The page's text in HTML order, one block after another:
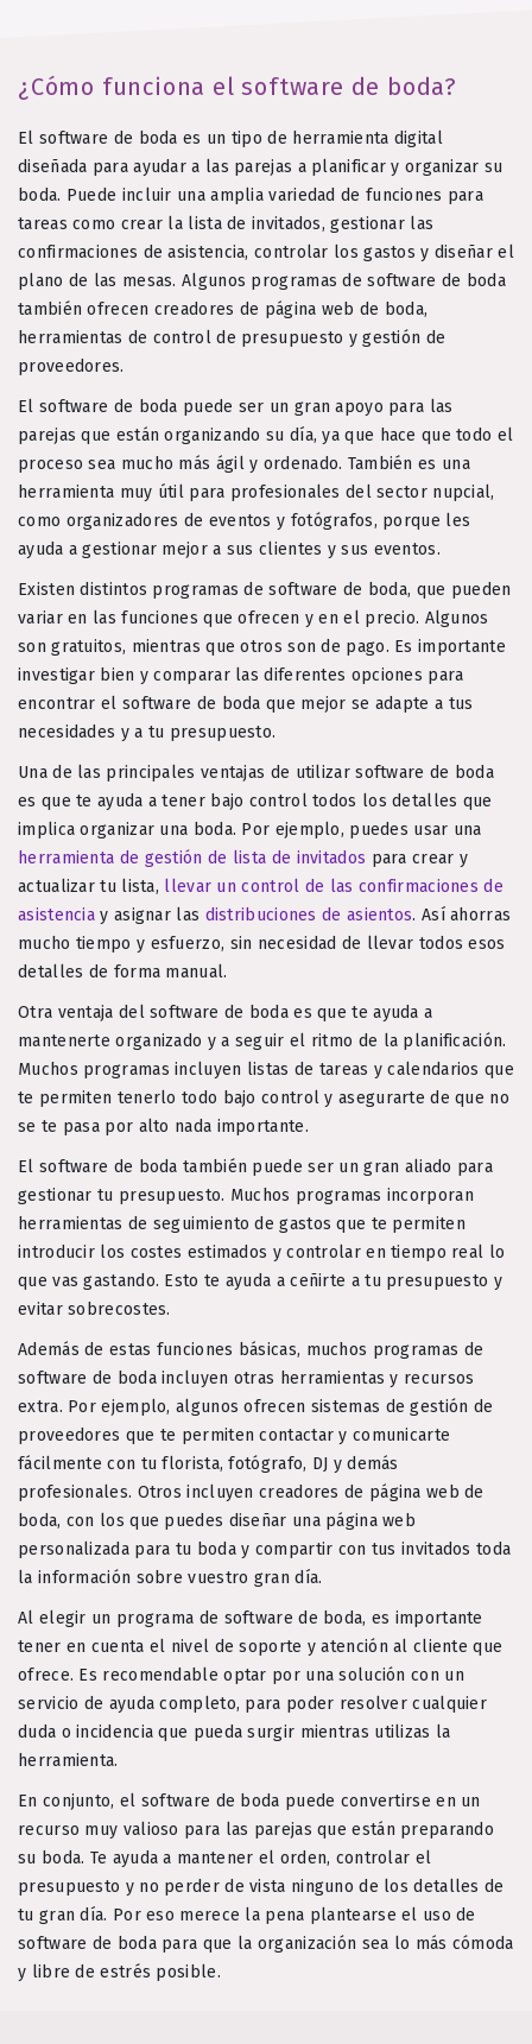
¿Cómo funciona el software de boda?
El software de boda es un tipo de herramienta digital
diseñada para ayudar a las parejas a planificar y organizar su
boda. Puede incluir una amplia variedad de funciones para
tareas como crear la lista de invitados, gestionar las
confirmaciones de asistencia, controlar los gastos y diseñar el
plano de las mesas. Algunos programas de software de boda
también ofrecen creadores de página web de boda,
herramientas de control de presupuesto y gestión de
proveedores.
El software de boda puede ser un gran apoyo para las
parejas que están organizando su día, ya que hace que todo el
proceso sea mucho más ágil y ordenado. También es una
herramienta muy útil para profesionales del sector nupcial,
como organizadores de eventos y fotógrafos, porque les
ayuda a gestionar mejor a sus clientes y sus eventos.
Existen distintos programas de software de boda, que pueden
variar en las funciones que ofrecen y en el precio. Algunos
son gratuitos, mientras que otros son de pago. Es importante
investigar bien y comparar las diferentes opciones para
encontrar el software de boda que mejor se adapte a tus
necesidades y a tu presupuesto.
Una de las principales ventajas de utilizar software de boda
es que te ayuda a tener bajo control todos los detalles que
implica organizar una boda. Por ejemplo, puedes usar una
herramienta de gestión de lista de invitados para crear y
actualizar tu lista, llevar un control de las confirmaciones de
asistencia y asignar las distribuciones de asientos. Así ahorras
mucho tiempo y esfuerzo, sin necesidad de llevar todos esos
detalles de forma manual.
Otra ventaja del software de boda es que te ayuda a
mantenerte organizado y a seguir el ritmo de la planificación.
Muchos programas incluyen listas de tareas y calendarios que
te permiten tenerlo todo bajo control y asegurarte de que no
se te pasa por alto nada importante.
El software de boda también puede ser un gran aliado para
gestionar tu presupuesto. Muchos programas incorporan
herramientas de seguimiento de gastos que te permiten
introducir los costes estimados y controlar en tiempo real lo
que vas gastando. Esto te ayuda a ceñirte a tu presupuesto y
evitar sobrecostes.
Además de estas funciones básicas, muchos programas de
software de boda incluyen otras herramientas y recursos
extra. Por ejemplo, algunos ofrecen sistemas de gestión de
proveedores que te permiten contactar y comunicarte
fácilmente con tu florista, fotógrafo, DJ y demás
profesionales. Otros incluyen creadores de página web de
boda, con los que puedes diseñar una página web
personalizada para tu boda y compartir con tus invitados toda
la información sobre vuestro gran día.
Al elegir un programa de software de boda, es importante
tener en cuenta el nivel de soporte y atención al cliente que
ofrece. Es recomendable optar por una solución con un
servicio de ayuda completo, para poder resolver cualquier
duda o incidencia que pueda surgir mientras utilizas la
herramienta.
En conjunto, el software de boda puede convertirse en un
recurso muy valioso para las parejas que están preparando
su boda. Te ayuda a mantener el orden, controlar el
presupuesto y no perder de vista ninguno de los detalles de
tu gran día. Por eso merece la pena plantearse el uso de
software de boda para que la organización sea lo más cómoda
y libre de estrés posible.